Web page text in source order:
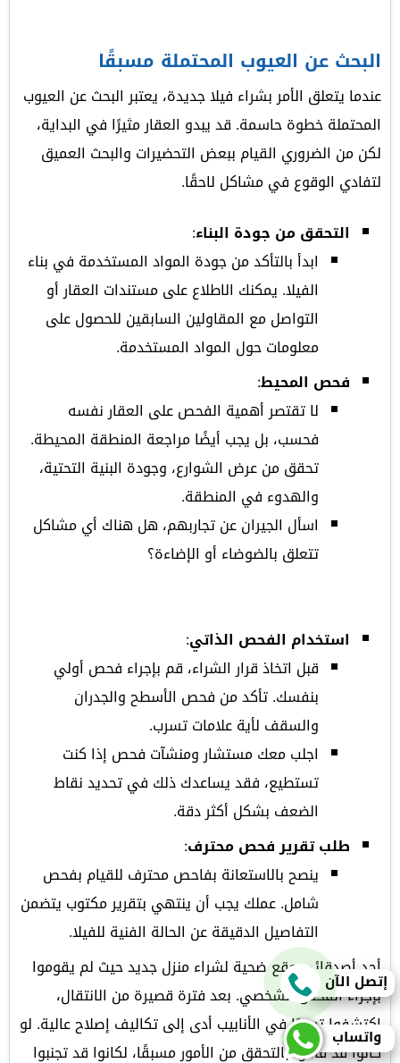
البحث عن العيوب المحتملة مسبقًا
عندما يتعلق الأمر بشراء فيلا جديدة، يعتبر البحث عن العيوب
المحتملة خطوة حاسمة. قد يبدو العقار مثيرًا في البداية،
لكن من الضروري القيام ببعض التحضيرات والبحث العميق
لتفادي الوقوع في مشاكل لاحقًا.
التحقق من جودة البناء:
ابدأ بالتأكد من جودة المواد المستخدمة في بناء
الفيلا. يمكنك الاطلاع على مستندات العقار أو
التواصل مع المقاولين السابقين للحصول على
معلومات حول المواد المستخدمة.
فحص المحيط:
لا تقتصر أهمية الفحص على العقار نفسه
فحسب، بل يجب أيضًا مراجعة المنطقة المحيطة.
تحقق من عرض الشوارع، وجودة البنية التحتية،
والهدوء في المنطقة.
اسأل الجيران عن تجاربهم، هل هناك أي مشاكل
تتعلق بالضوضاء أو الإضاءة؟
استخدام الفحص الذاتي:
قبل اتخاذ قرار الشراء، قم بإجراء فحص أولي
بنفسك. تأكد من فحص الأسطح والجدران
والسقف لأية علامات تسرب.
اجلب معك مستشار ومنشآت فحص إذا كنت
تستطيع، فقد يساعدك ذلك في تحديد نقاط
الضعف بشكل أكثر دقة.
طلب تقرير فحص محترف:
ينصح بالاستعانة بفاحص محترف للقيام بفحص
شامل. عملك يجب أن ينتهي بتقرير مكتوب يتضمن
التفاصيل الدقيقة عن الحالة الفنية للفيلا.
أحد أصدقائي وقع ضحية لشراء منزل جديد حيث لم يقوموا
بإجراء الفحص الشخصي. بعد فترة قصيرة من الانتقال،
اكتشفوا تسربًا في الأنابيب أدى إلى تكاليف إصلاح عالية. لو
كانوا قد قاموا بالتحقق من الأمور مسبقًا، لكانوا قد تجنبوا
إتصل الآن
واتساب